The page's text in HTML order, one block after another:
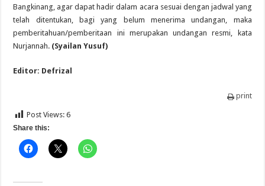
Bangkinang, agar dapat hadir dalam acara sesuai dengan jadwal yang
telah ditentukan, bagi yang belum menerima undangan, maka
pemberitahuan/pemberitaan ini merupakan undangan resmi, kata
Nurjannah. (Syailan Yusuf)
Editor: Defrizal
print
Post Views: 6
Share this: